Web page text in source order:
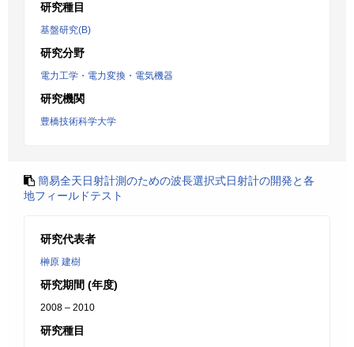
研究種目
基盤研究(B)
研究分野
電力工学・電力変換・電気機器
研究機関
豊橋技術科学大学
簡易全天日射計測のための波長選択式日射計の開発と各
地フィールドテスト
研究代表者
榊原 建樹
研究期間 (年度)
2008 – 2010
研究種目